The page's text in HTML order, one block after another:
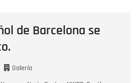
de Barcelona se
Galería